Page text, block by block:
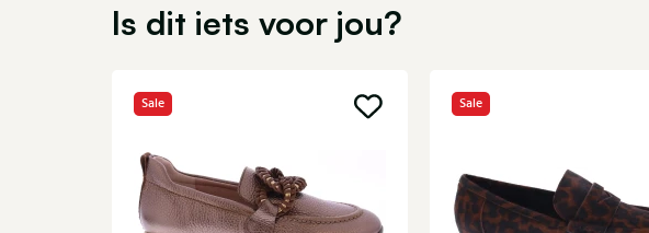
Is dit iets voor jou?
Sale Sale